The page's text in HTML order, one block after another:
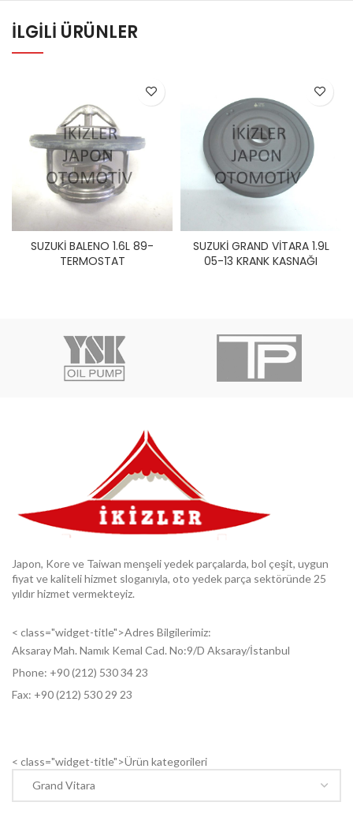
İLGILI ÜRÜNLER
SUZUKİ BALENO 1.6L 89-
TERMOSTAT
SUZUKİ GRAND VİTARA 1.9L
05-13 KRANK KASNAĞI
Japon, Kore ve Taiwan menşeli yedek parçalarda, bol çeşit, uygun
fiyat ve kaliteli hizmet sloganıyla, oto yedek parça sektöründe 25
yıldır hizmet vermekteyiz.
< class="widget-title">Adres Bilgilerimiz:
Aksaray Mah. Namık Kemal Cad. No:9/D Aksaray/İstanbul
Phone: +90 (212) 530 34 23
Fax: +90 (212) 530 29 23
< class="widget-title">Ürün kategorileri